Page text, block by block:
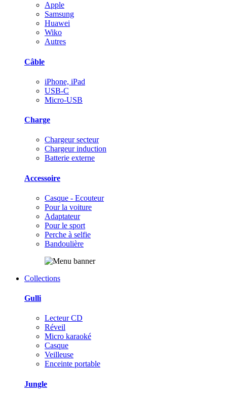
Apple
Samsung
Huawei
Wiko
Autres
Câble
iPhone, iPad
USB-C
Micro-USB
Charge
Chargeur secteur
Chargeur induction
Batterie externe
Accessoire
Casque - Ecouteur
Pour la voiture
Adaptateur
Pour le sport
Perche à selfie
Bandoulière
Collections
Gulli
Lecteur CD
Réveil
Micro karaoké
Casque
Veilleuse
Enceinte portable
Jungle